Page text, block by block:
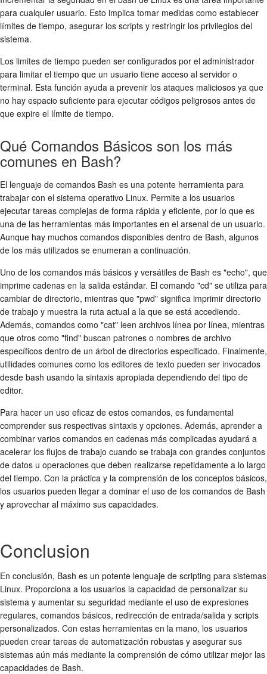
para cualquier usuario. Esto implica tomar medidas como establecer
límites de tiempo, asegurar los scripts y restringir los privilegios del
sistema.
Los limites de tiempo pueden ser configurados por el administrador
para limitar el tiempo que un usuario tiene acceso al servidor o
terminal. Esta función ayuda a prevenir los ataques maliciosos ya que
no hay espacio suficiente para ejecutar códigos peligrosos antes de
que expire el límite de tiempo.
Qué Comandos Básicos son los más
comunes en Bash?
El lenguaje de comandos Bash es una potente herramienta para
trabajar con el sistema operativo Linux. Permite a los usuarios
ejecutar tareas complejas de forma rápida y eficiente, por lo que es
una de las herramientas más importantes en el arsenal de un usuario.
Aunque hay muchos comandos disponibles dentro de Bash, algunos
de los más utilizados se enumeran a continuación.
Uno de los comandos más básicos y versátiles de Bash es "echo", que
imprime cadenas en la salida estándar. El comando "cd" se utiliza para
cambiar de directorio, mientras que "pwd" significa imprimir directorio
de trabajo y muestra la ruta actual a la que se está accediendo.
Además, comandos como "cat" leen archivos línea por línea, mientras
que otros como "find" buscan patrones o nombres de archivo
específicos dentro de un árbol de directorios especificado. Finalmente,
utilidades comunes como los editores de texto pueden ser invocados
desde bash usando la sintaxis apropiada dependiendo del tipo de
editor.
Para hacer un uso eficaz de estos comandos, es fundamental
comprender sus respectivas sintaxis y opciones. Además, aprender a
combinar varios comandos en cadenas más complicadas ayudará a
acelerar los flujos de trabajo cuando se trabaja con grandes conjuntos
de datos u operaciones que deben realizarse repetidamente a lo largo
del tiempo. Con la práctica y la comprensión de los conceptos básicos,
los usuarios pueden llegar a dominar el uso de los comandos de Bash
y aprovechar al máximo sus capacidades.
Conclusion
En conclusión, Bash es un potente lenguaje de scripting para sistemas
Linux. Proporciona a los usuarios la capacidad de personalizar su
sistema y aumentar su seguridad mediante el uso de expresiones
regulares, comandos básicos, redirección de entrada/salida y scripts
personalizados. Con estas herramientas en la mano, los usuarios
pueden crear tareas de automatización robustas y asegurar sus
sistemas aún más mediante la comprensión de cómo utilizar mejor las
capacidades de Bash.